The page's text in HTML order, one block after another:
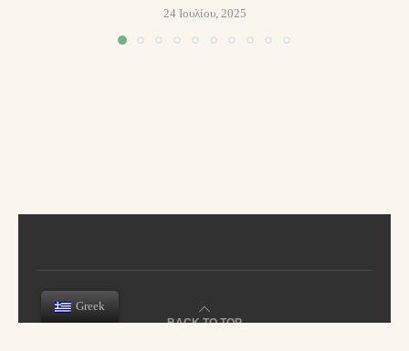
24 Ιουλίου, 2025
BACK TO TOP
Greek